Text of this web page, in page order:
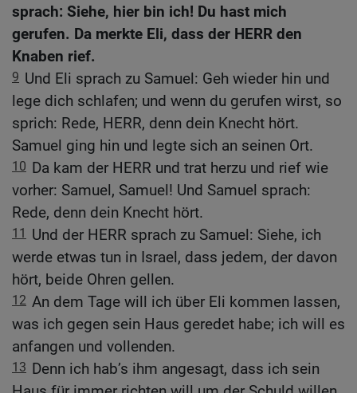
sprach: Siehe, hier bin ich! Du hast mich
gerufen. Da merkte Eli, dass der HERR den
Knaben rief.
9 Und Eli sprach zu Samuel: Geh wieder hin und
lege dich schlafen; und wenn du gerufen wirst, so
sprich: Rede, HERR, denn dein Knecht hört.
Samuel ging hin und legte sich an seinen Ort.
10 Da kam der HERR und trat herzu und rief wie
vorher: Samuel, Samuel! Und Samuel sprach:
Rede, denn dein Knecht hört.
11
Und der HERR sprach zu Samuel: Siehe, ich
werde etwas tun in Israel, dass jedem, der davon
hört, beide Ohren gellen.
12 An dem Tage will ich über Eli kommen lassen,
was ich gegen sein Haus geredet habe; ich will es
anfangen und vollenden.
13 Denn ich hab’s ihm angesagt, dass ich sein